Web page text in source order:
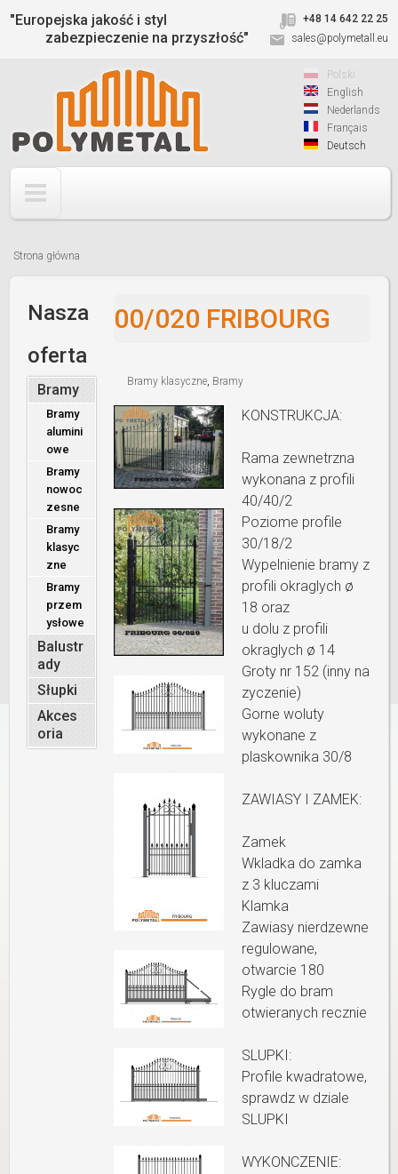
Jump to navigation
"Europejska jakość i styl
zabezpieczenie na przyszłość"
+48 14 642 22 25
sales@polymetall.eu
Polski
English
Nederlands
Français
Deutsch
tutaj
Strona główna
00/020 FRIBOURG
Bramy klasyczne, Bramy
KONSTRUKCJA:
Rama zewnetrzna
wykonana z profili
40/40/2
Poziome profile
30/18/2
Wypelnienie bramy z
profili okraglych ø
18 oraz
u dolu z profili
okraglych ø 14
Groty nr 152 (inny na
zyczenie)
Gorne woluty
wykonane z
plaskownika 30/8
ZAWIASY I ZAMEK:
Zamek
Wkladka do zamka
z 3 kluczami
Klamka
Zawiasy nierdzewne
regulowane,
otwarcie 180
Rygle do bram
otwieranych recznie
SLUPKI:
Profile kwadratowe,
sprawdz w dziale
SLUPKI
WYKONCZENIE:
Nasza
oferta
Bramy
Bramy
alumini
owe
Bramy
nowoc
zesne
Bramy
klasyc
zne
Bramy
przem
ysłowe
Balustr
ady
Słupki
Akces
oria